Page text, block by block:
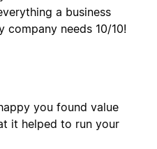
a business
company needs 10/10!
you found value
it helped to run your